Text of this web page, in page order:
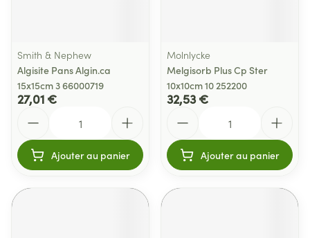
Smith & Nephew
Algisite Pans Algin.ca
15x15cm 3 66000719
27,01 €
Ajouter au panier
Molnlycke
Melgisorb Plus Cp Ster
10x10cm 10 252200
32,53 €
Ajouter au panier